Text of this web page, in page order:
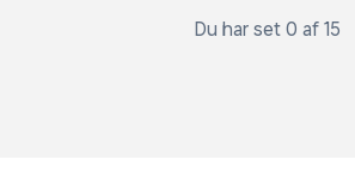
Du har set 0 af 15